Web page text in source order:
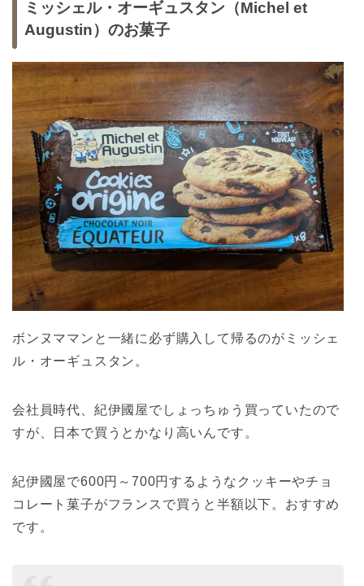
ミッシェル・オーギュスタン（Michel et
Augustin）のお菓子
ボンヌママンと一緒に必ず購入して帰るのがミッシェ
ル・オーギュスタン。
会社員時代、紀伊國屋でしょっちゅう買っていたので
すが、日本で買うとかなり高いんです。
紀伊國屋で600円～700円するようなクッキーやチョ
コレート菓子がフランスで買うと半額以下。おすすめ
です。